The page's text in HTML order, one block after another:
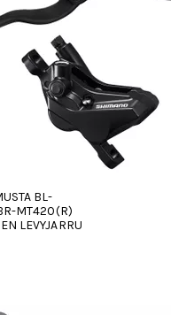
BL-
MT420(R)
LEVYJARRU